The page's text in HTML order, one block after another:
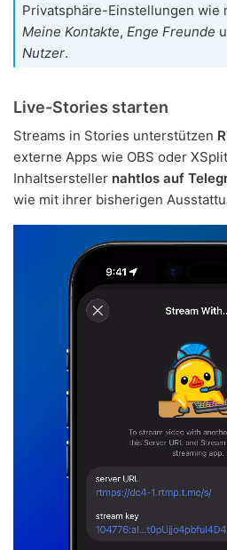
Privatsphäre-Einstellungen wie
Meine Kontakte, Enge Freunde
Nutzer.
Live-Stories starten
Streams in Stories unterstützen
externe Apps wie OBS oder
Inhaltsersteller nahtlos auf
wie mit ihrer bisherigen